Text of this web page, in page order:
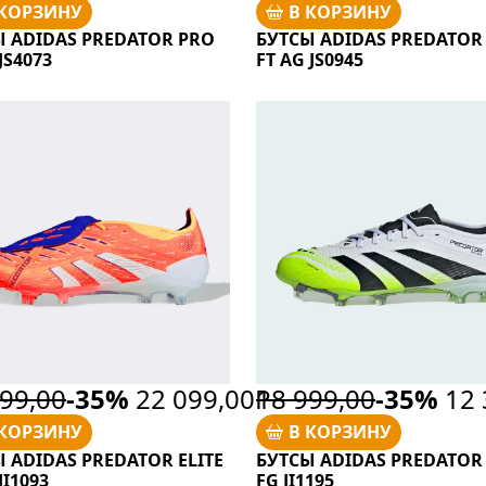
PREDATOR PRO
В КОРЗИНУ
БУТСЫ ADIDAS PREDATOR
FT AG JS0945
-35% 22 099,00Р
PREDATOR ELITE
18 999,00-35% 12
В КОРЗИНУ
БУТСЫ ADIDAS PREDATOR
FG JI1195